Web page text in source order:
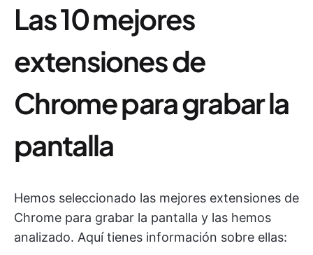
Las 10 mejores
extensiones de
Chrome para grabar la
pantalla
Hemos seleccionado las mejores extensiones de
Chrome para grabar la pantalla y las hemos
analizado. Aquí tienes información sobre ellas: